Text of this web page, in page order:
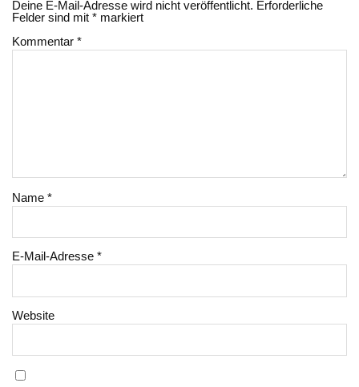
Deine E-Mail-Adresse wird nicht veröffentlicht. Erforderliche
Felder sind mit* markiert
Kommentar*
Name*
E-Mail-Adresse*
Website